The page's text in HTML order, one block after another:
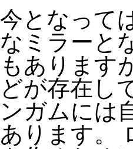
今となって
なミラーと
もあります
どが存在し
ンガムには
あります。